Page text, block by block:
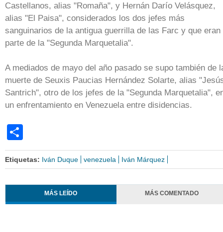
Castellanos, alias "Romaña", y Hernán Darío Velásquez,
alias "El Paisa", considerados los dos jefes más
sanguinarios de la antigua guerrilla de las Farc y que eran
parte de la "Segunda Marquetalia".
A mediados de mayo del año pasado se supo también de
muerte de Seuxis Paucias Hernández Solarte, alias
Santrich", otro de los jefes de la "Segunda Marquetalia",
un enfrentamiento en Venezuela entre disidencias.
Etiquetas: Iván Duque venezuela Iván Márquez
MÁS LEÍDO MÁS COMENTADO